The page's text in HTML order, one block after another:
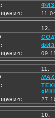
12.
11.
10.